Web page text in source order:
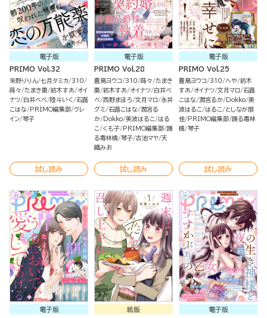
電子版
PRIMO Vol.32
朱野りりん 七月タミカ 310
蒔々 たまき棗 紡木すあ オイ
ナツ 白井べべ 陸斗いく 石蕗
こはな
PRIMO編集部 クレ
イン 琴子
試し読み
電子版
PRIMO Vol.28
豊島ヨウコ 310 蒔々 たまき
棗 紡木すあ オイナツ 白井べ
べ 西野まほろ 文月マロ
永井
グミ 石蕗こはな 潤宮る
か
Dokko 美波はるこ
はる
こ
くも子 PRIMO編集部 踊
る毒林檎 琴子 古池マヤ 天
織みお
試し読み
電子版
PRIMO Vol.25
豊島ヨウコ 310 へや 紡木
すあ オイナツ 文月マロ 石蕗
こはな 潤宮るか Dokko 美
波はるこ
はるこ
としなが朋
佳
PRIMO編集部 踊る毒林
檎 琴子
試し読み
電子版
紙版
電子版